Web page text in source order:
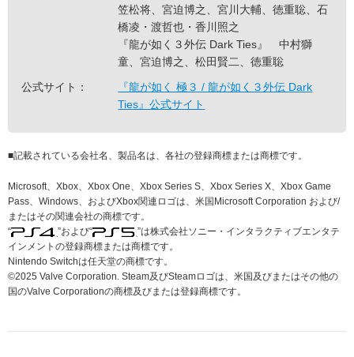
笠松将、宮迫博之、宮川大輔、徳重聡、石
橋凌・渡哲也・香川照之
『龍が如く３外伝 Dark Ties』 中村獅
童、宮迫博之、松田賢二、徳重聡
公式サイト：
『龍が如く 極３ / 龍が如く３外伝 Dark
Ties』公式サイト
■記載されている会社名、製品名は、各社の登録商標または商標です。
Microsoft、Xbox、Xbox One、Xbox Series S、Xbox Series X、Xbox Game
Pass、Windows、およびXbox関連ロゴは、米国Microsoft Corporation および/
またはその関連会社の商標です。
“
”および“
”は株式会社ソニー・インタラクティブエンタテ
インメントの登録商標または商標です。
Nintendo Switchは任天堂の商標です。
©2025 Valve Corporation. Steam及びSteamロゴは、米国及びまたはその他の
国のValve Corporationの商標及びまたは登録商標です。